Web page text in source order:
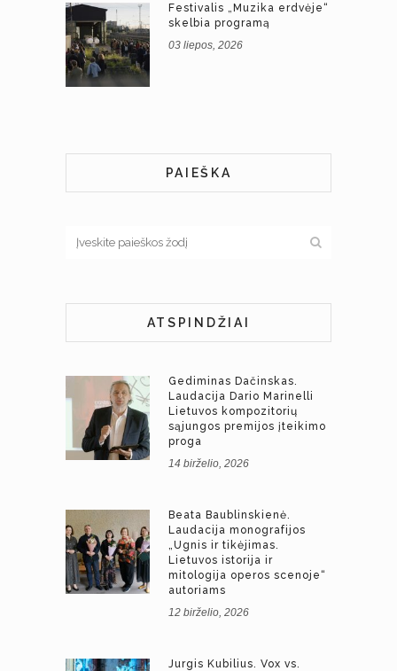
Festivalis „Muzika erdvėje“
skelbia programą
03 liepos, 2026
PAIEŠKA
ATSPINDŽIAI
Gediminas Dačinskas.
Laudacija Dario Marinelli
Lietuvos kompozitorių
sąjungos premijos įteikimo
proga
14 birželio, 2026
Beata Baublinskienė.
Laudacija monografijos
„Ugnis ir tikėjimas.
Lietuvos istorija ir
mitologija operos scenoje“
autoriams
12 birželio, 2026
Jurgis Kubilius. Vox vs.